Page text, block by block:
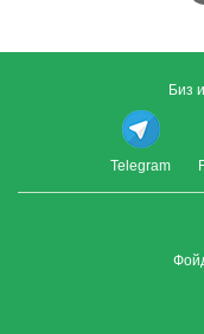
Биз
Telegram